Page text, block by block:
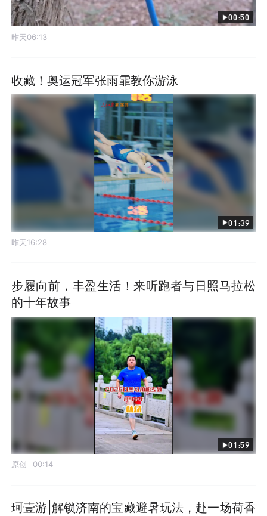
00:50
昨天06:13
收藏！奥运冠军张雨霏教你游泳
01:39
昨天16:28
步履向前，丰盈生活！来听跑者与日照马拉松
的十年故事
01:59
原创 00:14
珂壹游|解锁济南的宝藏避暑玩法，赴一场荷香